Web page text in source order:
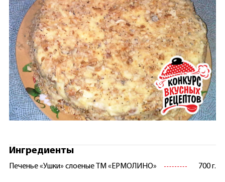
Ингредиенты
Печенье «Ушки» слоеные ТМ «ЕРМОЛИНО» 700 г.